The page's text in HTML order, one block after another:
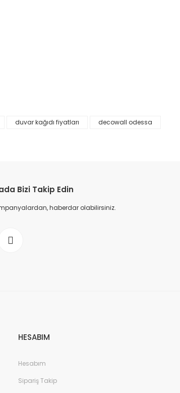
duvar kağıdı fiyatları
decowall odessa
Bizi Takip Edin
haberdar olabilirsiniz.
HESABIM
Hesabım
Sipariş Takip